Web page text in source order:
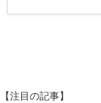
【注目の記事】